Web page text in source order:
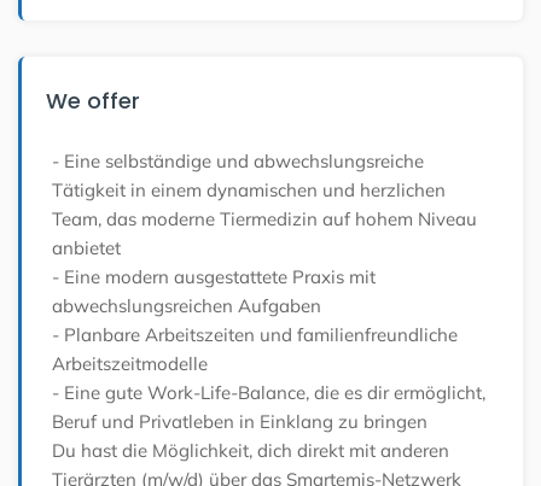
We offer
- Eine selbständige und abwechslungsreiche
Tätigkeit in einem dynamischen und herzlichen
Team, das moderne Tiermedizin auf hohem Niveau
anbietet
- Eine modern ausgestattete Praxis mit
abwechslungsreichen Aufgaben
- Planbare Arbeitszeiten und familienfreundliche
Arbeitszeitmodelle
- Eine gute Work-Life-Balance, die es dir ermöglicht,
Beruf und Privatleben in Einklang zu bringen
Du hast die Möglichkeit, dich direkt mit anderen
Tierärzten (m/w/d) über das Smartemis-Netzwerk